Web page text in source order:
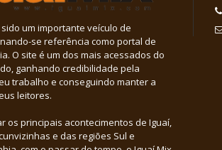
sido um importante veículo de
se referência como portal de
O site é um dos mais acessados do
ganhando credibilidade pela
trabalho e conseguindo manter a
leitores.
os principais acontecimentos de Iguaí,
e das regiões Sul e